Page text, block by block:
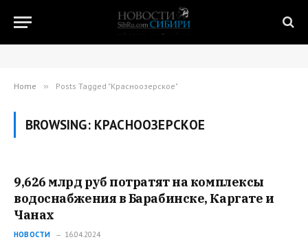
Home » Posts Tagged "Красноозерское"
BROWSING: КРАСНООЗЕРСКОЕ
9,626 млрд руб потратят на комплексы
водоснабжения в Барабинске, Каргате и
Чанах
НОВОСТИ 16.04.2024